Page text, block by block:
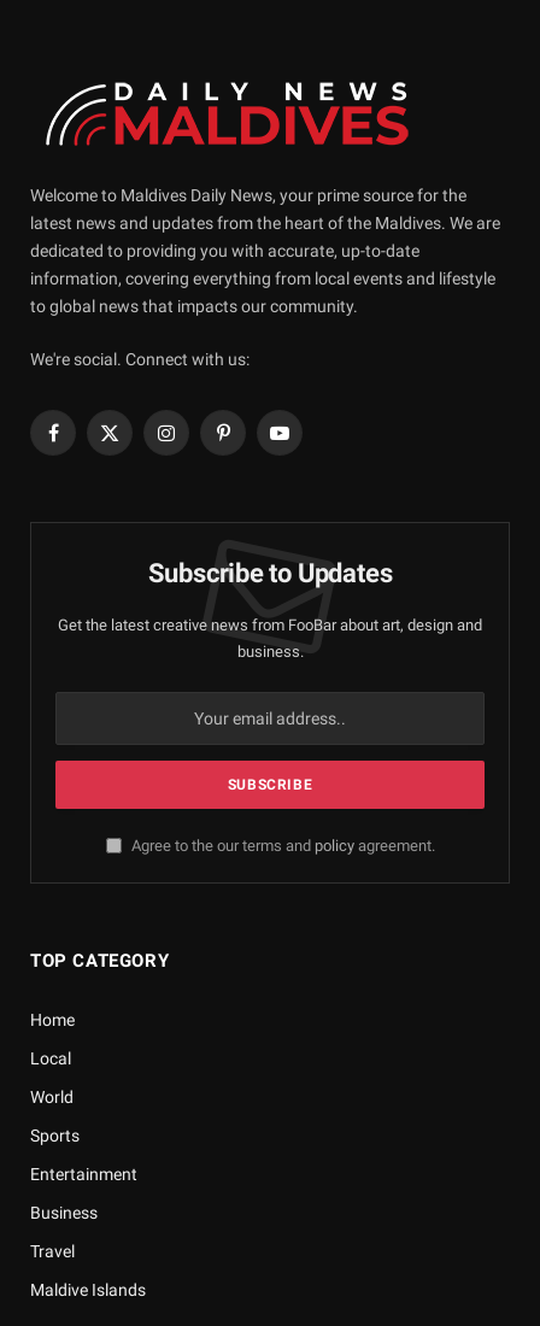
Welcome to Maldives Daily News, your prime source for the
latest news and updates from the heart of the Maldives. We are
dedicated to providing you with accurate, up-to-date
information, covering everything from local events and lifestyle
to global news that impacts our community.
We're social. Connect with us:
Facebook
X
InstagramPinterestYouTube
Subscribe to Updates
Get the latest creative news from FooBar about art, design and
business.
Agree to the our terms and policyagreement.
TOP CATEGORY
Home
Local
World
Sports
Entertainment
Business
Travel
Maldive Islands